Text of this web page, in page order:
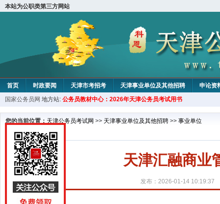
本站为公职类第三方网站
首页 时政要闻 天津市考招考 天津事业单位及其他招聘 申论资
教材中心
国家公务员网 地方站: 公务员教材中心：2026年天津公务员考试用书
您的当前位置： 天津公务员考试网 >> 天津事业单位及其他招聘 >> 事业单位
天津汇融商业
发布：2026-01-14 10:19:37